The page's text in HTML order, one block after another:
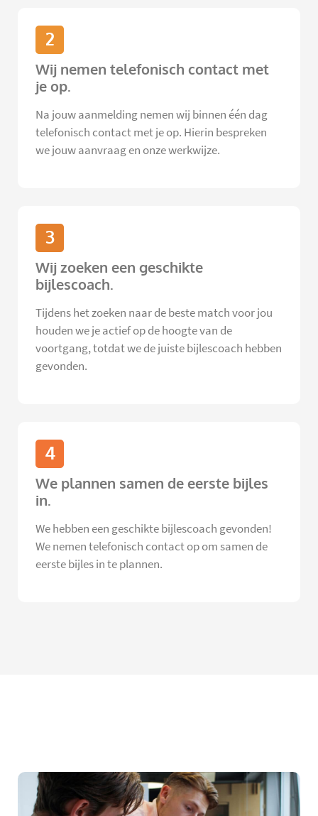
2
Wij nemen telefonisch contact met
je op.
Na jouw aanmelding nemen wij binnen één dag
telefonisch contact met je op. Hierin bespreken
we jouw aanvraag en onze werkwijze.
3
Wij zoeken een geschikte
bijlescoach.
Tijdens het zoeken naar de beste match voor jou
houden we je actief op de hoogte van de
voortgang, totdat we de juiste bijlescoach hebben
gevonden.
4
We plannen samen de eerste bijles
in.
We hebben een geschikte bijlescoach gevonden!
We nemen telefonisch contact op om samen de
eerste bijles in te plannen.